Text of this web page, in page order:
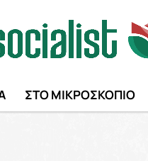
ΣΤΟ ΜΙΚΡΟΣΚΟΠΙΟ